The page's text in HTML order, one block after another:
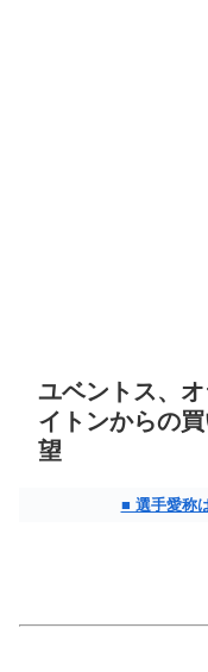
ユベントス、
イトンからの
望
■ 選手愛称